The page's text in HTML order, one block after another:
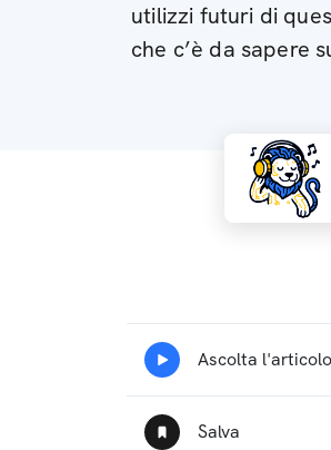
utilizzi futuri di
che c’è da sapere